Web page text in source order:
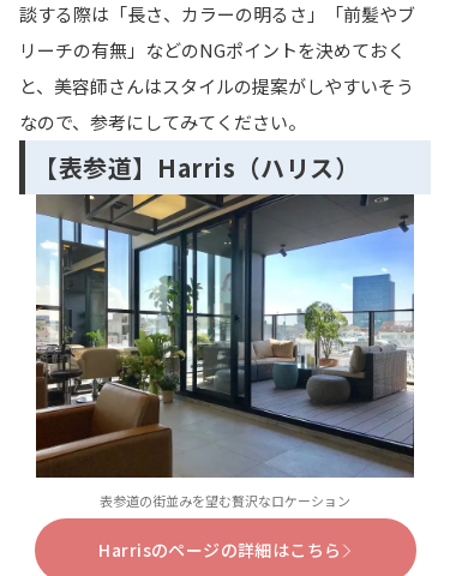
談する際は「長さ、カラーの明るさ」「前髪やブ
リーチの有無」などのNGポイントを決めておく
と、美容師さんはスタイルの提案がしやすいそう
なので、参考にしてみてください。
【表参道】Harris（ハリス）
表参道の街並みを望む贅沢なロケーション
Harrisのページの詳細はこちら